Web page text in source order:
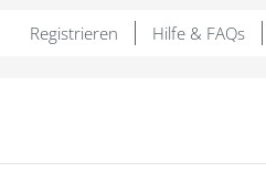
Hilfe & FAQs
Registrieren